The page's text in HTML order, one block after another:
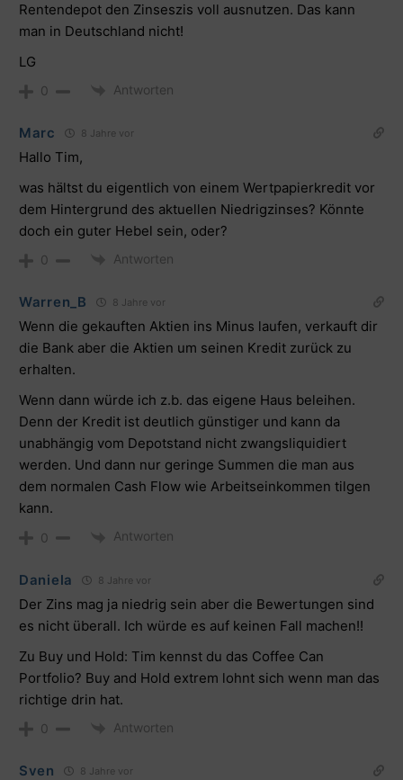
Rentendepot den Zinseszis voll ausnutzen. Das kann
man in Deutschland nicht!
LG
0 Antworten
Marc 8 Jahre vor
Hallo Tim,
was hältst du eigentlich von einem Wertpapierkredit vor
dem Hintergrund des aktuellen Niedrigzinses? Könnte
doch ein guter Hebel sein, oder?
0 Antworten
Warren_B 8 Jahre vor
Wenn die gekauften Aktien ins Minus laufen, verkauft dir
die Bank aber die Aktien um seinen Kredit zurück zu
erhalten.
Wenn dann würde ich z.b. das eigene Haus beleihen.
Denn der Kredit ist deutlich günstiger und kann da
unabhängig vom Depotstand nicht zwangsliquidiert
werden. Und dann nur geringe Summen die man aus
dem normalen Cash Flow wie Arbeitseinkommen tilgen
kann.
0 Antworten
Daniela 8 Jahre vor
Der Zins mag ja niedrig sein aber die Bewertungen sind
es nicht überall. Ich würde es auf keinen Fall machen!!
Zu Buy und Hold: Tim kennst du das Coffee Can
Portfolio? Buy and Hold extrem lohnt sich wenn man das
richtige drin hat.
0 Antworten
Sven 8 Jahre vor